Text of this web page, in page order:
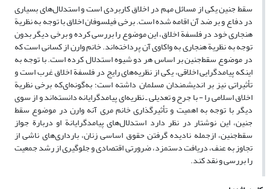
سقط ‌جنین یکی از مسائل مهم در اخلاق کاربردی است و استدلال‌های بسیاری
در دفاع و بر ضد آن اقامه شده است. برخی فیلسوفان اخلاق با توجه به نظریة
هنجاری خود در فلسفة اخلاق، این موضوع را بررسی کرده و برخی دیگر بدون
توجه به نظریة هنجاری به واکاوی آن پرداخته‌اند. خانم وارن از کسانی است که
در موضوع سقط‌جنین بر اساس هر دو شیوه استدلال کرده است. با توجه به
اینکه پیامدگرایی اخلاقی، یکی از نظریه‌های رایج در فلسفة اخلاق غرب است و
تأثیراتی نیز بر اندیشمندان مسلمان داشته است؛ به‌گونه‌ای‌که برخی نظریة
اخلاق اسلامی را - با جرح و تعدیلی ـ نظریه‌ای پیامدگرایانه دانسته‌اند و از سوی
دیگر با توجه به اهمیت و تأثیرگذاری خانم مری آنه وارن در موضوع سقط
جنین، این نوشتار در نظر دارد استدلال‌های پیامدگرایانة او دربارة جواز
سقط‌جنین، ازجمله نادیده گرفتن حقوق اساسی زنان، بارداری‌های ناشی از
تجاوز به عنف، دریافت دستمزد، ضرورتی اقتصادی و جلوگیری از رشد جمعیت
را بررسی و نقد کند.